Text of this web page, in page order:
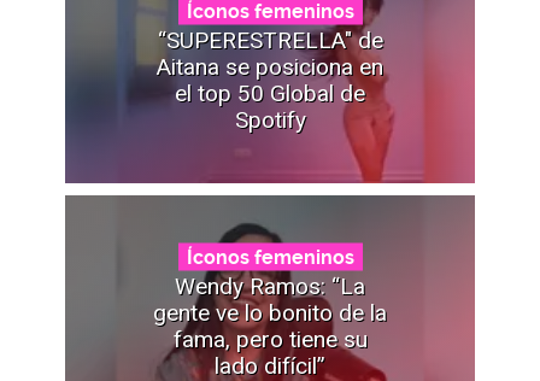
Íconos femeninos
“SUPERESTRELLA" de
Aitana se posiciona en
el top 50 Global de
Spotify
Íconos femeninos
Wendy Ramos: “La
gente ve lo bonito de la
fama, pero tiene su
lado difícil”